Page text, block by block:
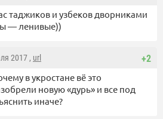
таджиков и узбеков дворниками
— ленивые))
+2
2017 , url
в укростане вё это
новую «дурь» и все под
иначе?